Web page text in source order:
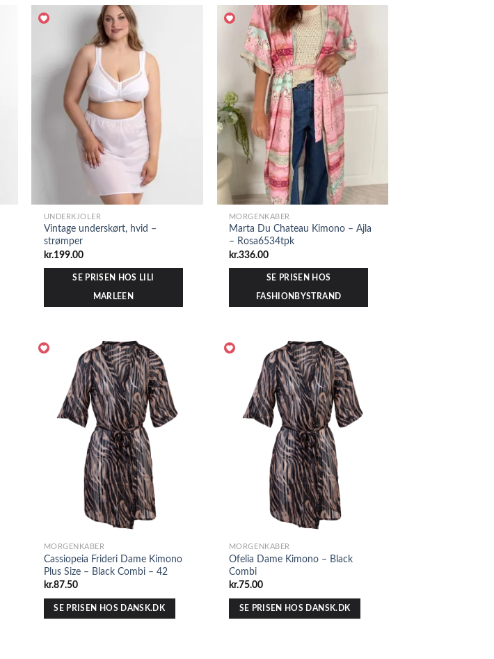
UNDERKJOLER
Vintage underskørt, hvid –
strømper
kr.199.00
SE PRISEN HOS LILI
MARLEEN
MORGENKÅBER
Marta Du Chateau Kimono – Ajla
– Rosa6534tpk
kr.336.00
SE PRISEN HOS
FASHIONBYSTRAND
MORGENKÅBER
Cassiopeia Frideri Dame Kimono
Plus Size – Black Combi – 42
kr.87.50
SE PRISEN HOS DANSK.DK
MORGENKÅBER
Ofelia Dame Kimono – Black
Combi
kr.75.00
SE PRISEN HOS DANSK.DK